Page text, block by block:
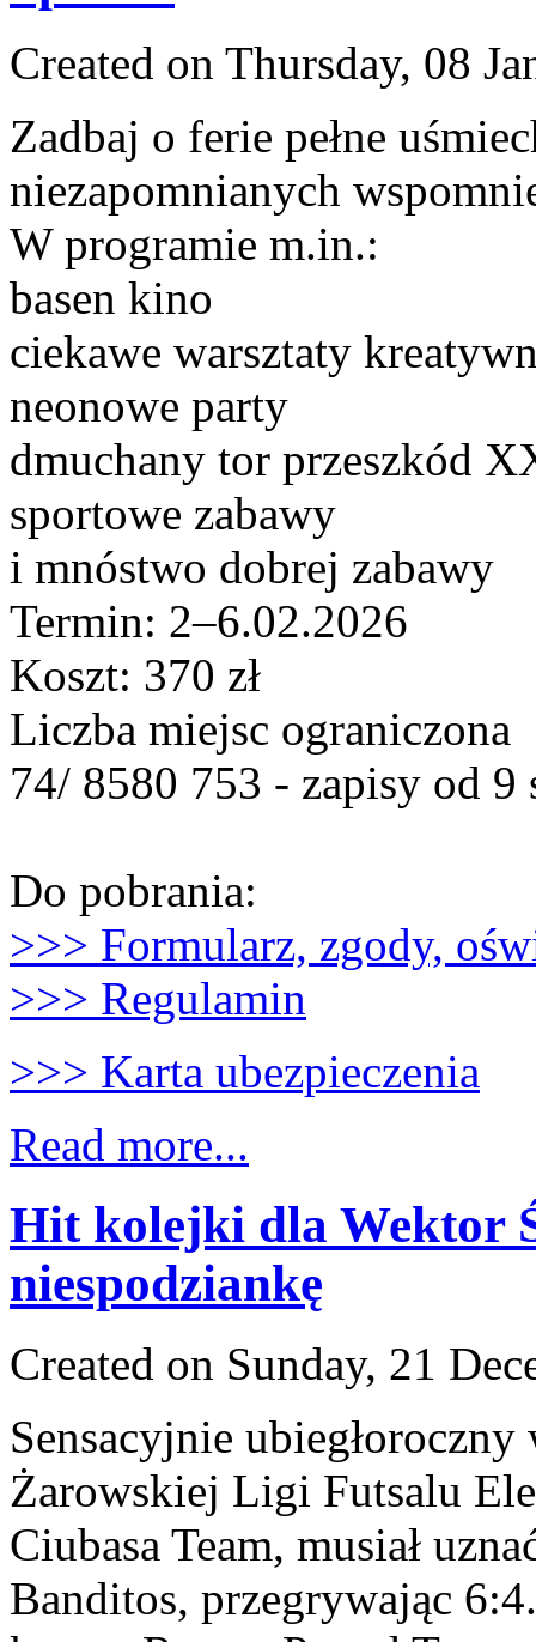
Created on Thursday, 08
Zadbaj o ferie pełne
niezapomnianych
W programie m.in.:
basen kino
ciekawe warsztaty
neonowe party
dmuchany tor przeszkód
sportowe zabawy
i mnóstwo dobrej zabawy
Termin: 2–6.02.2026
Koszt: 370 zł
Liczba miejsc ograniczona
74/ 8580 753 - zapisy od 9
Do pobrania:
>>> Formularz, zgody,
>>> Regulamin
>>> Karta ubezpieczenia
Read more...
Hit kolejki dla Wektor
niespodziankę
Created on Sunday, 21
Sensacyjnie
Żarowskiej Ligi Futsalu
Ciubasa Team, musiał
Banditos, przegrywając